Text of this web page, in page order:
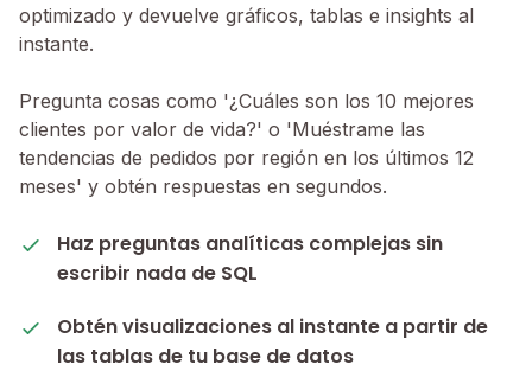
optimizado y devuelve gráficos, tablas e insights al
instante.
Pregunta cosas como '¿Cuáles son los 10 mejores
clientes por valor de vida?' o 'Muéstrame las
tendencias de pedidos por región en los últimos 12
meses' y obtén respuestas en segundos.
Haz preguntas analíticas complejas sin
escribir nada de SQL
Obtén visualizaciones al instante a partir de
las tablas de tu base de datos